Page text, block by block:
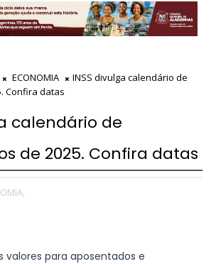
ECONOMIA
INSS divulga calendário de
Confira datas
calendário de
de 2025. Confira datas
valores para aposentados e